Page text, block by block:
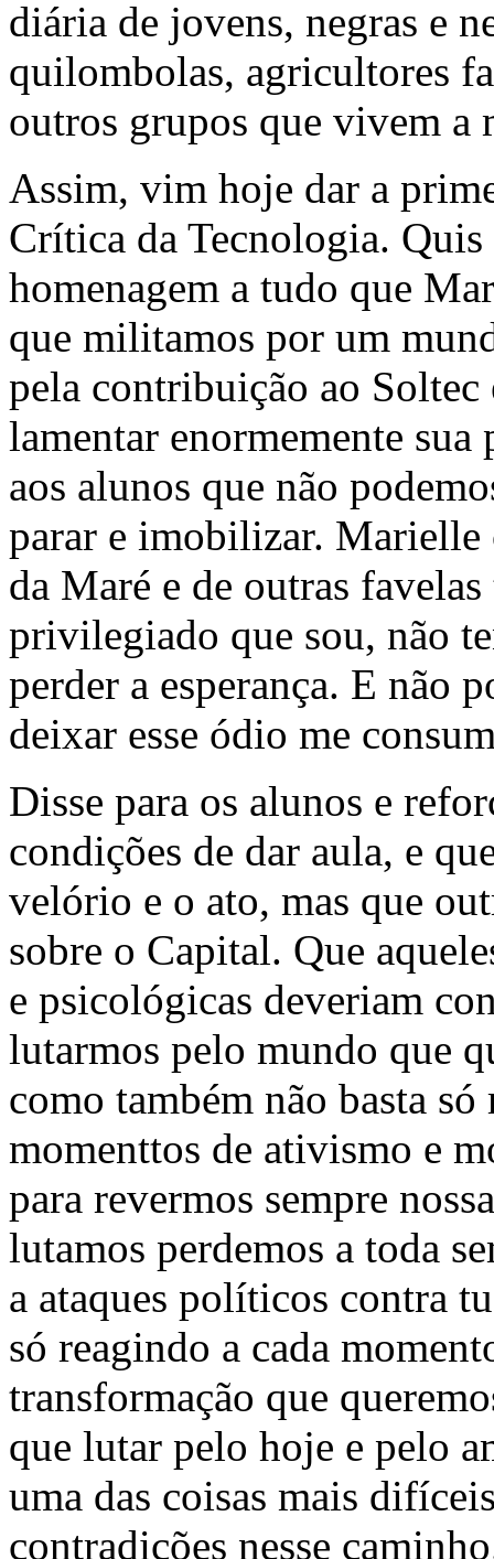
diária de jovens, negras e
quilombolas, agricultores
outros grupos que vivem a
Assim, vim hoje dar a
Crítica da Tecnologia.
homenagem a tudo que
que militamos por um
pela contribuição ao
lamentar enormemente
aos alunos que não
parar e imobilizar.
da Maré e de outras
privilegiado que sou, não
perder a esperança. E não
deixar esse ódio me
Disse para os alunos e
condições de dar aula, e
velório e o ato, mas que
sobre o Capital. Que
e psicológicas deveriam
lutarmos pelo mundo que
como também não basta
momenttos de ativismo e
para revermos sempre
lutamos perdemos a toda
a ataques políticos contra
só reagindo a cada
transformação que
que lutar pelo hoje e pelo
uma das coisas mais
contradições nesse